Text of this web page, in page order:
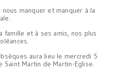
nous manquer et manquer à la
famille et à ses amis, nos plus
aura lieu le mercredi 5
Saint Martin de Martin-Eglise.